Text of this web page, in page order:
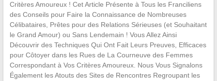
Critères Amoureux ! Cet Article Présente à Tous les Franciliens
des Conseils pour Faire la Connaissance de Nombreuses
Célibataires, Prêtes pour des Relations Sérieuses (et Souhaitant
le Grand Amour) ou Sans Lendemain ! Vous Allez Ainsi
Découvrir des Techniques Qui Ont Fait Leurs Preuves, Efficaces
pour Côtoyer dans les Rues de La Courneuve des Femmes
Correspondant à Vos Critères Amoureux. Nous Vous Signalons
Également les Atouts des Sites de Rencontres Regroupant les